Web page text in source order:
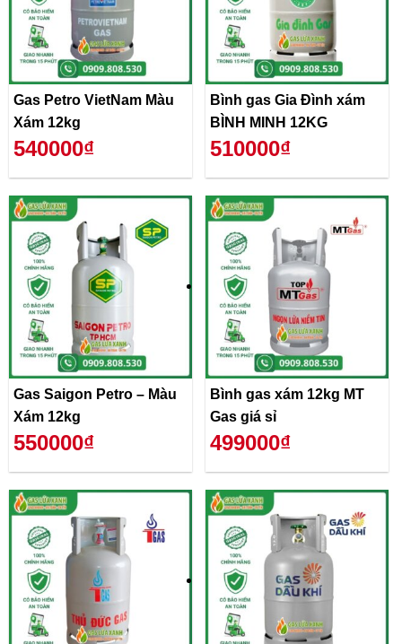
Gas Petro VietNam Màu
Xám 12kg
540000₫
Bình gas Gia Đình xám
BÌNH MINH 12KG
510000₫
Gas Saigon Petro – Màu
Xám 12kg
550000₫
Bình gas xám 12kg MT
Gas giá sỉ
499000₫